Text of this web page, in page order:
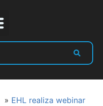
» EHL realiza webinar